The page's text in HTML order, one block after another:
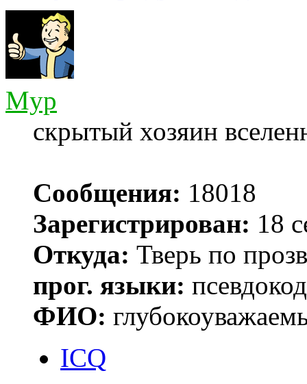
Myp
скрытый хозяин
Сообщения: 18018
Зарегистрирован: 18
Откуда: Тверь по
прог. языки:
ФИО:
ICQ